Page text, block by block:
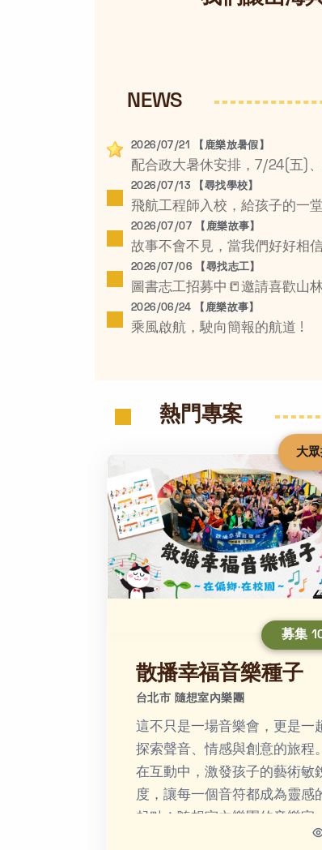
NEWS
2026/07/21 【鹿樂放暑假】
2026/07/13 【尋找學校】
飛航工程師入校，給孩子的一
2026/07/07 【鹿樂故事】
故事不會不見，當我們好好相
2026/07/06 【尋找志工】
圖書志工招募中📒邀請喜歡山
2026/06/24 【鹿樂故事】
乘風啟航，駛向簡報的航道 !
熱門專案
大
募集
散播幸福音樂種子
台北市 隨想室內樂團
這不只是一場音樂會，更是一
探索聲音、情感與創意的旅程。
在互動中，激發孩子的藝術敏
度，讓每一個音符都成為靈感
們，擁有豐富的音樂背景和教學